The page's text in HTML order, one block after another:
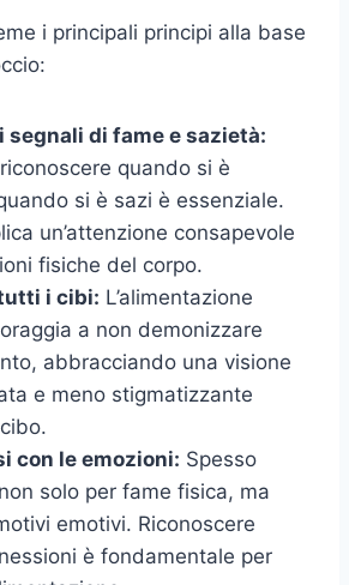
i principali principi alla base
segnali di fame e sazietà:
quando si è
si è sazi è essenziale.
un’attenzione consapevole
fisiche del corpo.
i cibi: L’alimentazione
a non demonizzare
abbracciando una visione
e meno stigmatizzante
con le emozioni: Spesso
solo per fame fisica, ma
emotivi. Riconoscere
è fondamentale per